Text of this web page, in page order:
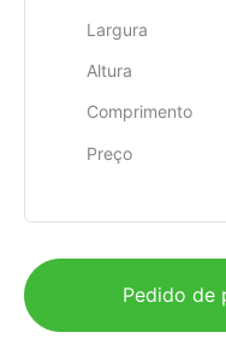
Largura
Altura
Comprimento
Preço
Pedido de